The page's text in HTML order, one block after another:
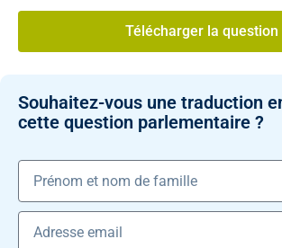
Télécharger la question
Souhaitez-vous une traduction
cette question parlementaire ?